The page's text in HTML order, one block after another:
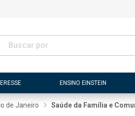
ENSINO EINSTEIN
de Janeiro Saúde da Família e